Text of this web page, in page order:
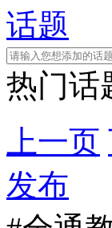
话题
热门话
上一页
发布